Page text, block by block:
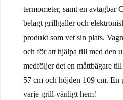
termometer, samt en avtagbar
belagt grillgaller och
produkt som vet sin plats.
och för att hjälpa till med den
medföljer det en måttbägare
57 cm och höjden 109 cm. En
varje grill-vänligt hem!